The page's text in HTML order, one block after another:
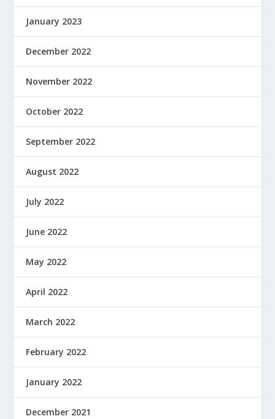
January 2023
December 2022
November 2022
October 2022
September 2022
August 2022
July 2022
June 2022
May 2022
April 2022
March 2022
February 2022
January 2022
December 2021